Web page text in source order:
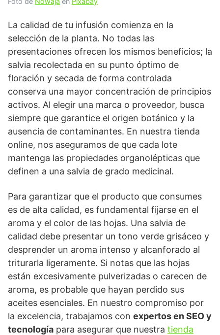
La calidad de tu infusión comienza en la
selección de la planta. No todas las
presentaciones ofrecen los mismos beneficios; la
salvia recolectada en su punto óptimo de
floración y secada de forma controlada
conserva una mayor concentración de principios
activos. Al elegir una marca o proveedor, busca
siempre que garantice el origen botánico y la
ausencia de contaminantes. En nuestra tienda
online, nos aseguramos de que cada lote
mantenga las propiedades organolépticas que
definen a una salvia de grado medicinal.
Para garantizar que el producto que consumes
es de alta calidad, es fundamental fijarse en el
aroma y el color de las hojas. Una salvia de
calidad debe presentar un tono verde grisáceo y
desprender un aroma intenso y alcanforado al
triturarla ligeramente. Si notas que las hojas
están excesivamente pulverizadas o carecen de
aroma, es probable que hayan perdido sus
aceites esenciales. En nuestro compromiso por
la excelencia, trabajamos con expertos en SEO y
tecnología para asegurar que nuestra tienda